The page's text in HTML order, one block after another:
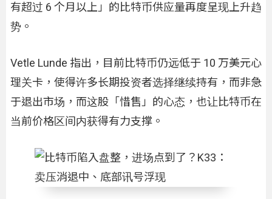
有超过 6 个月以上」的比特币供应量再度呈现上升趋
势。
Vetle Lunde 指出，目前比特币仍远低于 10 万美元心
理关卡，使得许多长期投资者选择继续持有，而非急
于退出市场，而这股「惜售」的心态，也让比特币在
当前价格区间内获得有力支撑。